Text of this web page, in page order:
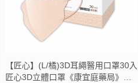
【匠心】(L/橘)3D耳繩醫用口罩30入
匠心3D立體口罩《康宜庭藥局》